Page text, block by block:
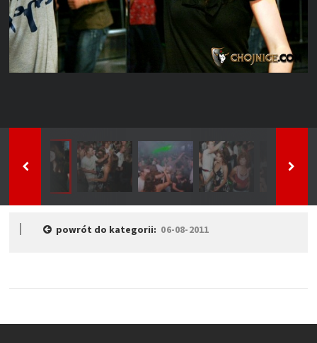
powrót do kategorii: 06-08-2011